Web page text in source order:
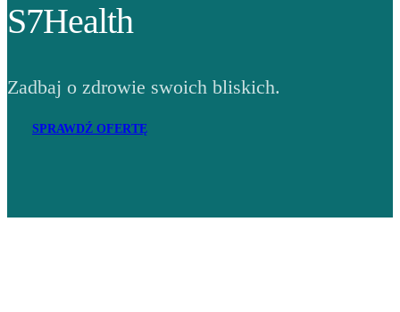
S7Health
Zadbaj o zdrowie swoich bliskich.
SPRAWDŹ OFERTĘ